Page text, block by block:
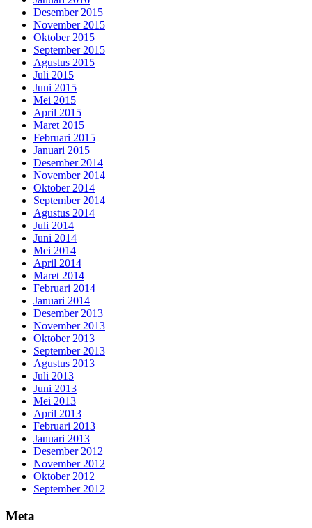
Desember 2015
November 2015
Oktober 2015
September 2015
Agustus 2015
Juli 2015
Juni 2015
Mei 2015
April 2015
Maret 2015
Februari 2015
Januari 2015
Desember 2014
November 2014
Oktober 2014
September 2014
Agustus 2014
Juli 2014
Juni 2014
Mei 2014
April 2014
Maret 2014
Februari 2014
Januari 2014
Desember 2013
November 2013
Oktober 2013
September 2013
Agustus 2013
Juli 2013
Juni 2013
Mei 2013
April 2013
Februari 2013
Januari 2013
Desember 2012
November 2012
Oktober 2012
September 2012
Meta